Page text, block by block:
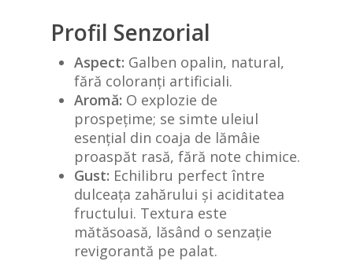
Profil Senzorial
Aspect: Galben opalin, natural,
fără coloranți artificiali.
Aromă: O explozie de
prospețime; se simte uleiul
esențial din coaja de lămâie
proaspăt rasă, fără note chimice.
Gust: Echilibru perfect între
dulceața zahărului și aciditatea
fructului. Textura este
mătăsoasă, lăsând o senzație
revigorantă pe palat.